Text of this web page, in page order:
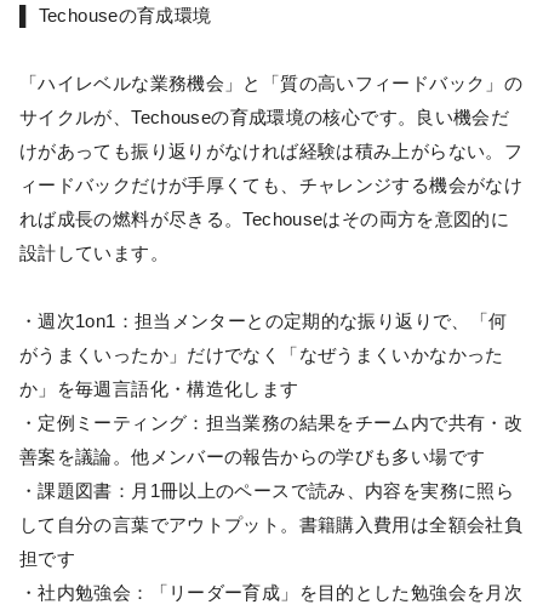
▌ Techouseの育成環境
「ハイレベルな業務機会」と「質の高いフィードバック」の
サイクルが、Techouseの育成環境の核心です。良い機会だ
けがあっても振り返りがなければ経験は積み上がらない。フ
ィードバックだけが手厚くても、チャレンジする機会がなけ
れば成長の燃料が尽きる。Techouseはその両方を意図的に
設計しています。
・週次1on1：担当メンターとの定期的な振り返りで、「何
がうまくいったか」だけでなく「なぜうまくいかなかった
か」を毎週言語化・構造化します
・定例ミーティング：担当業務の結果をチーム内で共有・改
善案を議論。他メンバーの報告からの学びも多い場です
・課題図書：月1冊以上のペースで読み、内容を実務に照ら
して自分の言葉でアウトプット。書籍購入費用は全額会社負
担です
・社内勉強会：「リーダー育成」を目的とした勉強会を月次